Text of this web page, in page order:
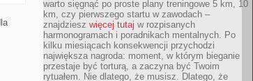
warto sięgnąć po proste plany treningowe 5 km, 10
km, czy pierwszego startu w zawodach –
znajdziesz więcej tutaj w rozpisanych
harmonogramach i poradnikach mentalnych. Po
kilku miesiącach konsekwencji przychodzi
największa nagroda: moment, w którym bieganie
przestaje być torturą, a zaczyna być Twoim
rytuałem. Nie dlatego, że musisz. Dlatego, że